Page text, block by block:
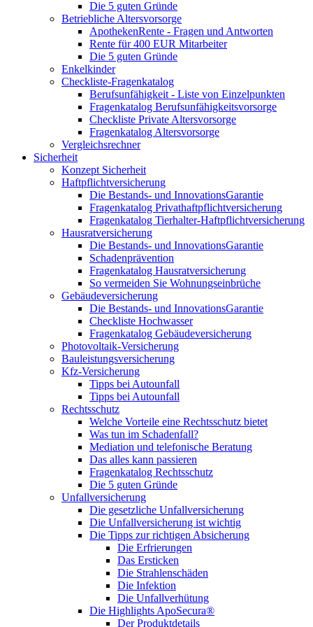
Die 5 guten Gründe
Betriebliche Altersvorsorge
ApothekenRente - Fragen und Antworten
Rente für 400 EUR Mitarbeiter
Die 5 guten Gründe
Enkelkinder
Checkliste-Fragenkatalog
Berufsunfähigkeit - Liste von Einzelpunkten
Fragenkatalog Berufsunfähigkeitsvorsorge
Checkliste Private Altersvorsorge
Fragenkatalog Altersvorsorge
Vergleichsrechner
Sicherheit
Konzept Sicherheit
Haftpflichtversicherung
Die Bestands- und InnovationsGarantie
Fragenkatalog Privathaftpflichtversicherung
Fragenkatalog Tierhalter-Haftpflichtversicherung
Hausratversicherung
Die Bestands- und InnovationsGarantie
Schadenprävention
Fragenkatalog Hausratversicherung
So vermeiden Sie Wohnungseinbrüche
Gebäudeversicherung
Die Bestands- und InnovationsGarantie
Checkliste Hochwasser
Fragenkatalog Gebäudeversicherung
Photovoltaik-Versicherung
Bauleistungsversicherung
Kfz-Versicherung
Tipps bei Autounfall
Tipps bei Autounfall
Rechtsschutz
Welche Vorteile eine Rechtsschutz bietet
Was tun im Schadenfall?
Mediation und telefonische Beratung
Das alles kann passieren
Fragenkatalog Rechtsschutz
Die 5 guten Gründe
Unfallversicherung
Die gesetzliche Unfallversicherung
Die Unfallversicherung ist wichtig
Die Tipps zur richtigen Absicherung
Die Erfrierungen
Das Ersticken
Die Strahlenschäden
Die Infektion
Die Unfallverhütung
Die Highlights ApoSecura®
Der Produktdetails